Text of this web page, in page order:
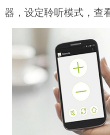
器，设定聆听模式，查